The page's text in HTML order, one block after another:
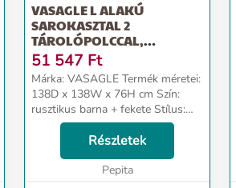
VASAGLE L ALAKÚ
SAROKASZTAL 2
TÁROLÓPOLCCAL,
138X138X75CM, IPARI,...
51 547 Ft
Márka: VASAGLE Termék méretei:
138D x 138W x 76H cm Szín:
rusztikus barna + fekete Stílus:
ipari Alapanyag: Ötvözött acél A
cikkről Nagy íróasztal: A 138 x
138 cm-es íróasztallal ellátott L
Részletek
Pepita